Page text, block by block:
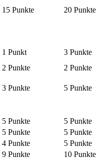
15 Punkte 20 Punkte
1 Punkt
3 Punkte
2 Punkte
2 Punkte
3 Punkte 5 Punkte
5 Punkte
5 Punkte
5 Punkte
5 Punkte
4 Punkte
5 Punkte
9 Punkte
10 Punkte